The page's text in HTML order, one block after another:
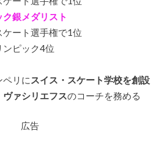
銀メダリスト
ート選手権で1位
ピック4位
リに スイス・スケート学校を創設
ヴァシリエフスのコーチを務める
広告